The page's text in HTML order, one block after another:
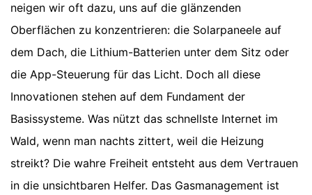
neigen wir oft dazu, uns auf die glänzenden
Oberflächen zu konzentrieren: die Solarpaneele auf
dem Dach, die Lithium-Batterien unter dem Sitz oder
die App-Steuerung für das Licht. Doch all diese
Innovationen stehen auf dem Fundament der
Basissysteme. Was nützt das schnellste Internet im
Wald, wenn man nachts zittert, weil die Heizung
streikt? Die wahre Freiheit entsteht aus dem Vertrauen
in die unsichtbaren Helfer. Das Gasmanagement ist